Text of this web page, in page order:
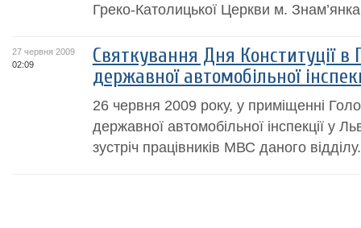
Греко-Католицької Церкви м.
27 червня 2009
02:09
Святкування Дня Конституції в
державної автомобільної
26 червня 2009 року, у приміщенні
державної автомобільної інспекції у
зустріч працівників МВС даного